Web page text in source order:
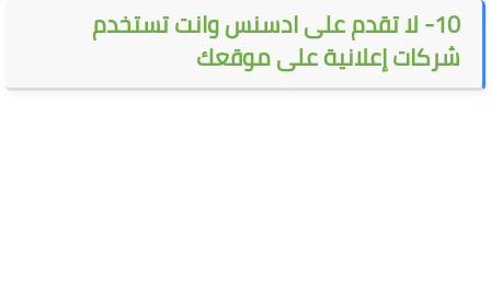
10- لا تقدم على ادسنس وانت تستخدم
شركات إعلانية على موقعك